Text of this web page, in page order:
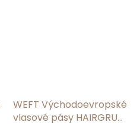
WEFT Východoevropské
vlasové pásy HAIRGRU